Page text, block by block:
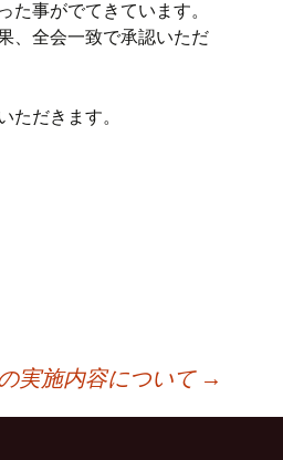
事がでてきています。
、全会一致で承認いただ
だきます。
実施内容について →